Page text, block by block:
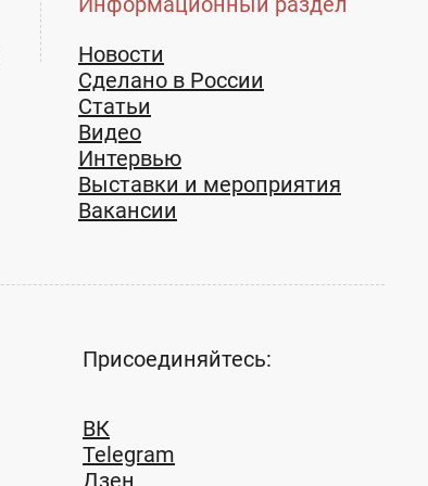
Новости
Сделано в России
Статьи
Видео
Интервью
Выставки и мероприятия
Вакансии
Присоединяйтесь:
ВК
Telegram